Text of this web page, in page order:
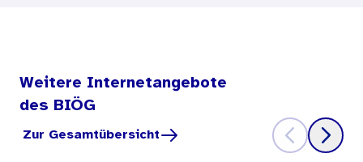
Weitere Internetangebote
des BIÖG
Zur Gesamtübersicht